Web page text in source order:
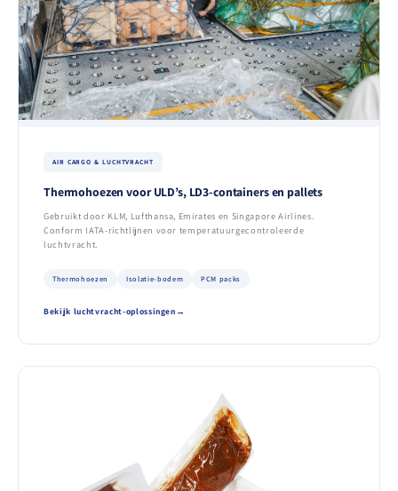
AIR CARGO & LUCHTVRACHT
Thermohoezen voor ULD’s, LD3-containers en pallets
Gebruikt door KLM, Lufthansa, Emirates en Singapore Airlines.
Conform IATA-richtlijnen voor temperatuurgecontroleerde
luchtvracht.
Thermohoezen Isolatie-bodem PCM packs
Bekijk luchtvracht-oplossingen